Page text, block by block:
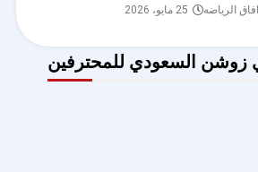
افاق الرياضه 25 مايو، 2026
زوشن السعودي للمحترفين